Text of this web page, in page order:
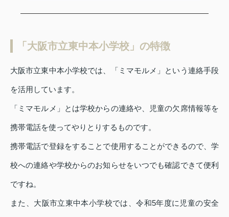
「大阪市立東中本小学校」の特徴
大阪市立東中本小学校では、「ミマモルメ」という連絡手段
を活用しています。
「ミマモルメ」とは学校からの連絡や、児童の欠席情報等を
携帯電話を使ってやりとりするものです。
携帯電話で登録をすることで使用することができるので、学
校への連絡や学校からのお知らせをいつでも確認できて便利
ですね。
また、大阪市立東中本小学校では、令和5年度に児童の安全